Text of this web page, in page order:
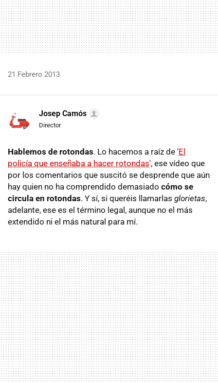
21 Febrero 2013
Josep Camós
Director
Hablemos de rotondas. Lo hacemos a raíz de 'El
policía que enseñaba a hacer rotondas', ese vídeo que
por los comentarios que suscitó se desprende que aún
hay quien no ha comprendido demasiado cómo se
circula en rotondas. Y sí, si queréis llamarlas glorietas,
adelante, ese es el término legal, aunque no el más
extendido ni el más natural para mí.